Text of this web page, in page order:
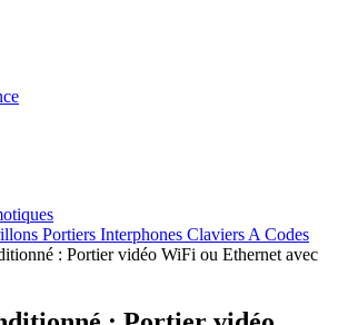
Portiers Interphones Claviers A Codes
: Portier vidéo WiFi ou Ethernet avec